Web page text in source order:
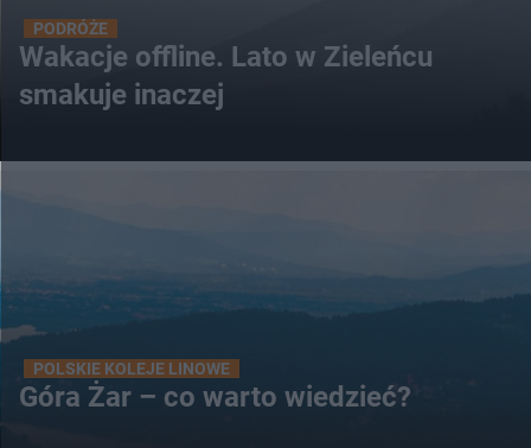
PODRÓŻE
Wakacje offline. Lato w Zieleńcu
smakuje inaczej
POLSKIE KOLEJE LINOWE
Góra Żar – co warto wiedzieć?